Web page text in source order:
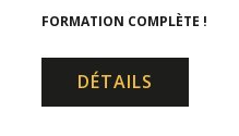
FORMATION COMPLÈTE !
DÉTAILS